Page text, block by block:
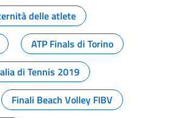
delle atlete
ATP Finals di Torino
di Tennis 2019
Finali Beach Volley FIBV